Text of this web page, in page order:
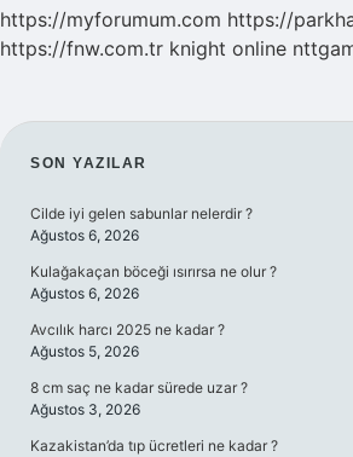
https://myforumum.com https://
https://fnw.com.tr knight online
SIDEBAR
SON YAZILAR
Cilde iyi gelen sabunlar nelerdir ?
Ağustos 6, 2026
Kulağakaçan böceği ısırırsa ne olur ?
Ağustos 6, 2026
Avcılık harcı 2025 ne kadar ?
Ağustos 5, 2026
8 cm saç ne kadar sürede uzar ?
Ağustos 3, 2026
Kazakistan’da tıp ücretleri ne kadar ?